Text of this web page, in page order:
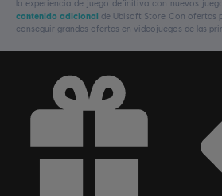
la experiencia de juego definitiva con nuevos
contenido adicional de Ubisoft Store. Con ofertas
conseguir grandes ofertas en videojuegos de las